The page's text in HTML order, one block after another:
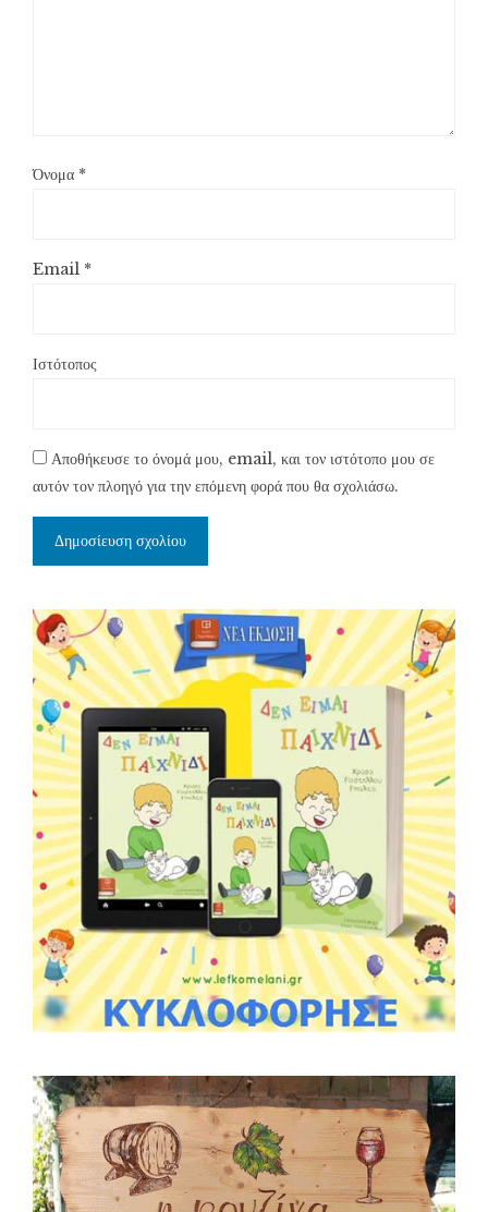
Όνομα *
Email *
Ιστότοπος
Αποθήκευσε το όνομά μου, email, και τον ιστότοπο μου σε
αυτόν τον πλοηγό για την επόμενη φορά που θα σχολιάσω.